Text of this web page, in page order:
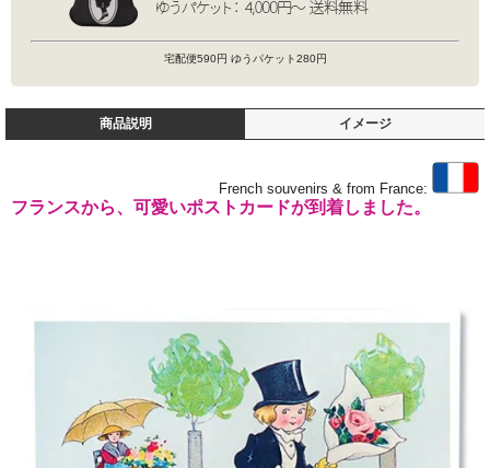
宅配便590円 ゆうパケット280円
商品説明 イメージ
French souvenirs & from France:
フランスから、可愛いポストカードが到着しました。